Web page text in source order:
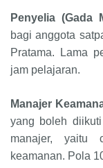
Penyelia (Gada
bagi anggota
Pratama. Lama
jam pelajaran.
Manajer
yang boleh
manajer, yaitu
keamanan. Pola